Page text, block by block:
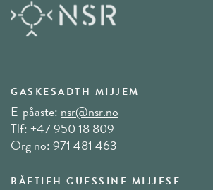
GASKESADTH MIJJEM
E-påaste: nsr@nsr.no
Tlf:+47 950 18 809
Org no: 971 481 463
BÅETIEH GUESSINE MIJJESE